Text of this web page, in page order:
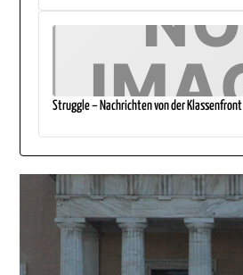
Struggle – Nachrichten von der Klassenfront